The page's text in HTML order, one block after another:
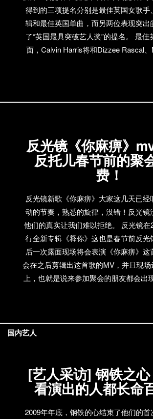
得到的三项提名分别是最佳英国女歌手
辑和最佳英国单曲，而另两位表现突出
了“英国最具突破艺人奖”的提名。 最
面，Calvin Harris将和Dizzee Rascal
Friendly Fires、JLS两个流行组合一决
Jones、Rihanna、Shakira…… 到底选哪
数了吗？不过咱们说了不算，等着伦敦
颁奖典礼吧。
反光镜《你麻痹》
反托儿春节前的聚
费！
反光镜新歌《你麻痹》大家这几天已经
动的节奏，熟悉的旋律，没错！反光镜
他们的真实让我们难以拒绝。 反光镜在
行全新专辑《释你》这也是春节前反光
后一次露面现场将会表演《你麻痹》这
会在之后剪辑出这首歌的MV，并且现
上，也就是说来参加聚会的朋友都会出
友致电飞行者唱片65531184-8011（工
（名额有限，人满结束） 地点：老
2010年1月24日 下午2点 地址：北京市西
号，故宫西门、161中学对面。 72
north of the west gate of the Forbidden
[艺人采访] 钢铁之
看演出的人都长命
2009年年底，钢铁的心结束了他们的首
国内艺人